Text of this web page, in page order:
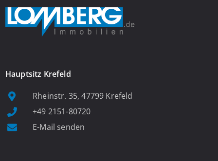
Hauptsitz Krefeld
Rheinstr. 35, 47799 Krefeld
+49 2151-80720
E-Mail senden